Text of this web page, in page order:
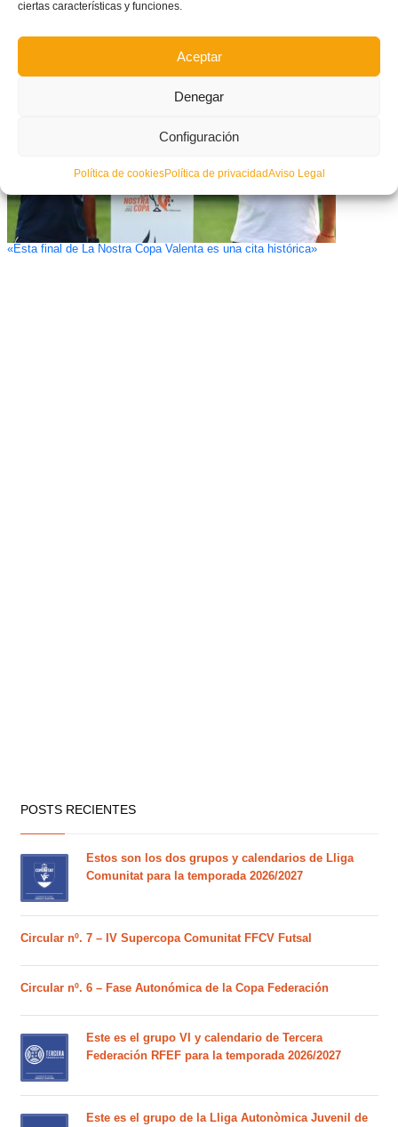
ciertas características y funciones.
Aceptar
Denegar
Configuración
Política de cookiesPolítica de privacidadAviso Legal
«Tots amb València»: Emotivo homenaje de la RFEF a los entrenadores
«Esta final de La Nostra Copa Valenta es una cita histórica»
POSTS RECIENTES
Estos son los dos grupos y calendarios de Lliga
Comunitat para la temporada 2026/2027
Circular nº. 7 – IV Supercopa Comunitat FFCV Futsal
Circular nº. 6 – Fase Autonómica de la Copa Federación
Este es el grupo VI y calendario de Tercera
Federación RFEF para la temporada 2026/2027
Este es el grupo de la Lliga Autonòmica Juvenil de